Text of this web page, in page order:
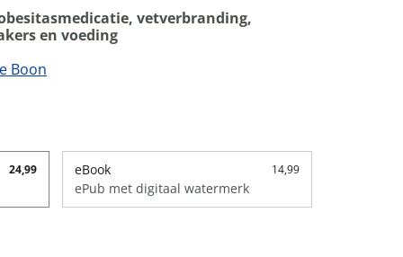
vetverbranding,
en voeding
Boon
24,99 eBook 14,99
ePub met digitaal watermerk